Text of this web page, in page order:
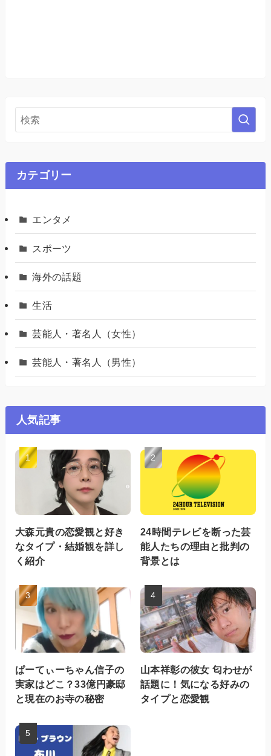
カテゴリー
エンタメ
スポーツ
海外の話題
生活
芸能人・著名人（女性）
芸能人・著名人（男性）
人気記事
大森元貴の恋愛観と好き
なタイプ・結婚観を詳し
く紹介
24時間テレビを断った芸
能人たちの理由と批判の
背景とは
ぱーてぃーちゃん信子の
実家はどこ？33億円豪邸
と現在のお寺の秘密
山本祥彰の彼女 匂わせが
話題に！気になる好みの
タイプと恋愛観